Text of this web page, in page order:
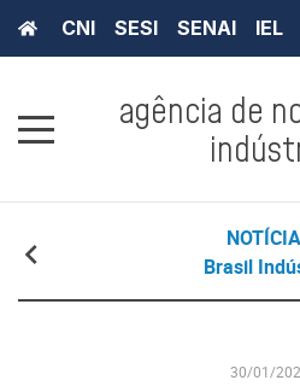
CNI SESI SENAI IEL
agência de
Brasil
30/01/